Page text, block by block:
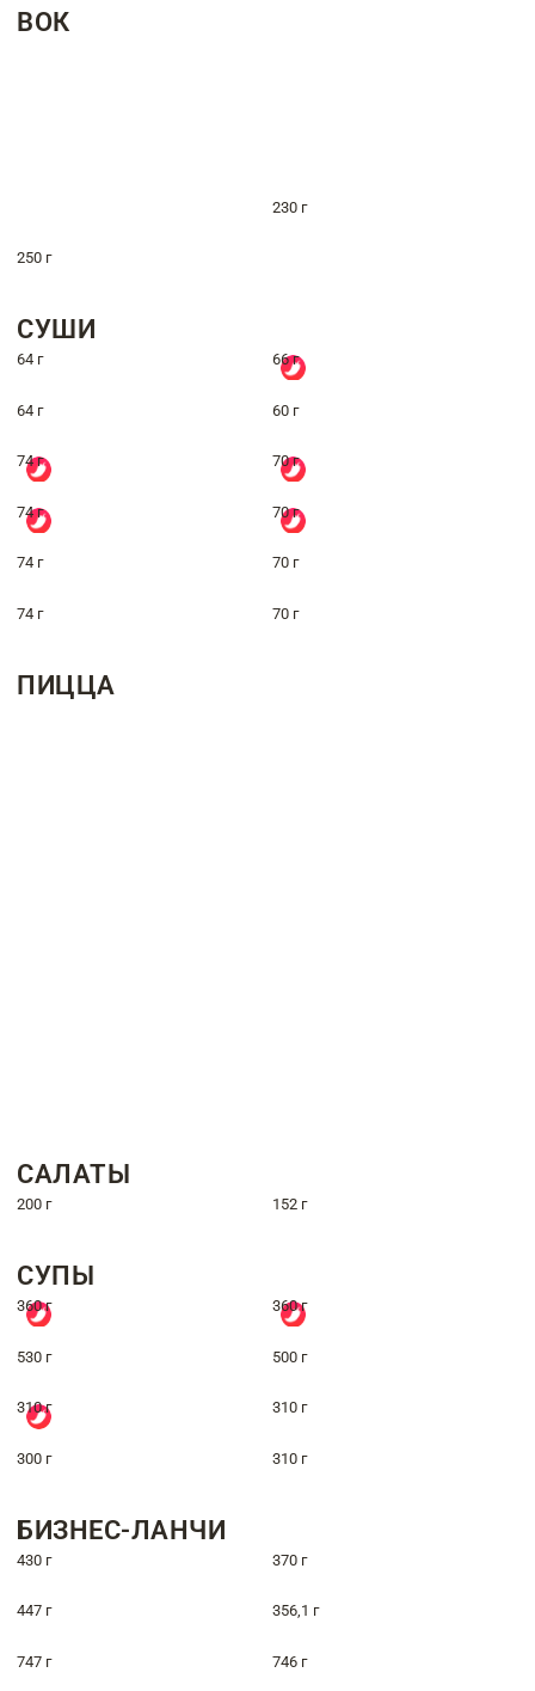
ВОК
230 г
250 г
СУШИ
64 г 66 г
64 г 60 г
74 г 70 г
74 г 70 г
74 г 70 г
74 г 70 г
ПИЦЦА
САЛАТЫ
200 г 152 г
СУПЫ
360 г 360 г
530 г 500 г
310 г 310 г
300 г 310 г
БИЗНЕС-ЛАНЧИ
430 г 370 г
447 г 356,1 г
747 г 746 г